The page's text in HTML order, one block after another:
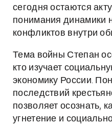
сегодня остаются
понимания динамики
конфликтов внутри
Тема войны Степан
кто изучает
экономику России.
последствий
позволяет осознать,
угнетение и